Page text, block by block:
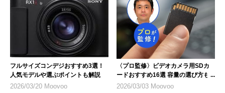
フルサイズコンデジおすすめ3選！
人気モデルや選ぶポイントも解説
2026/03/20 Moovoo
〈プロ監修〉ビデオカメラ用SDカ
ードおすすめ16選 容量の選び方も
解説
2026/03/03 Moovoo